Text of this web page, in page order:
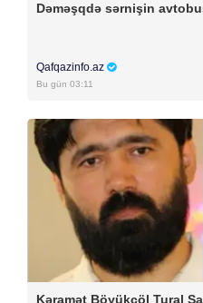
Dəməşqdə sərnişin
Qafqazinfo.az
Bu gün 03:11
Kəramət Böyükçöl Tural